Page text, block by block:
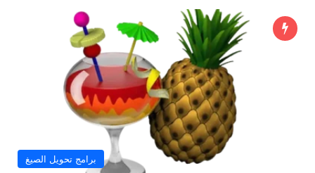
برامج تحويل الصيغ